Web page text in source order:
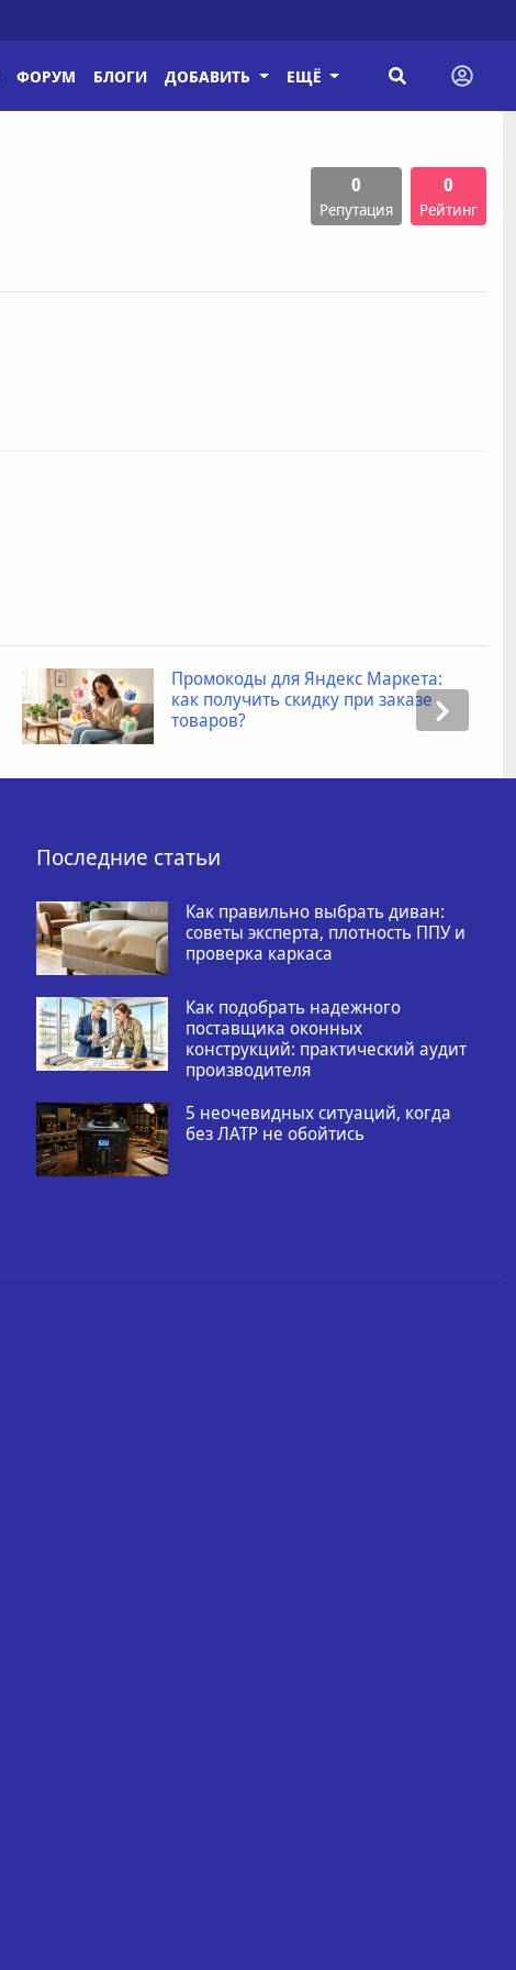
ФОРУМ БЛОГИ ДОБАВИТЬ ЕЩЁ
0
Репутация
0
Рейтинг
Промокоды для Яндекс Маркета:
как получить скидку при заказе
товаров?
Последние статьи
Как правильно выбрать диван:
советы эксперта, плотность ППУ и
проверка каркаса
Как подобрать надежного
поставщика оконных
конструкций: практический аудит
производителя
5 неочевидных ситуаций, когда
без ЛАТР не обойтись